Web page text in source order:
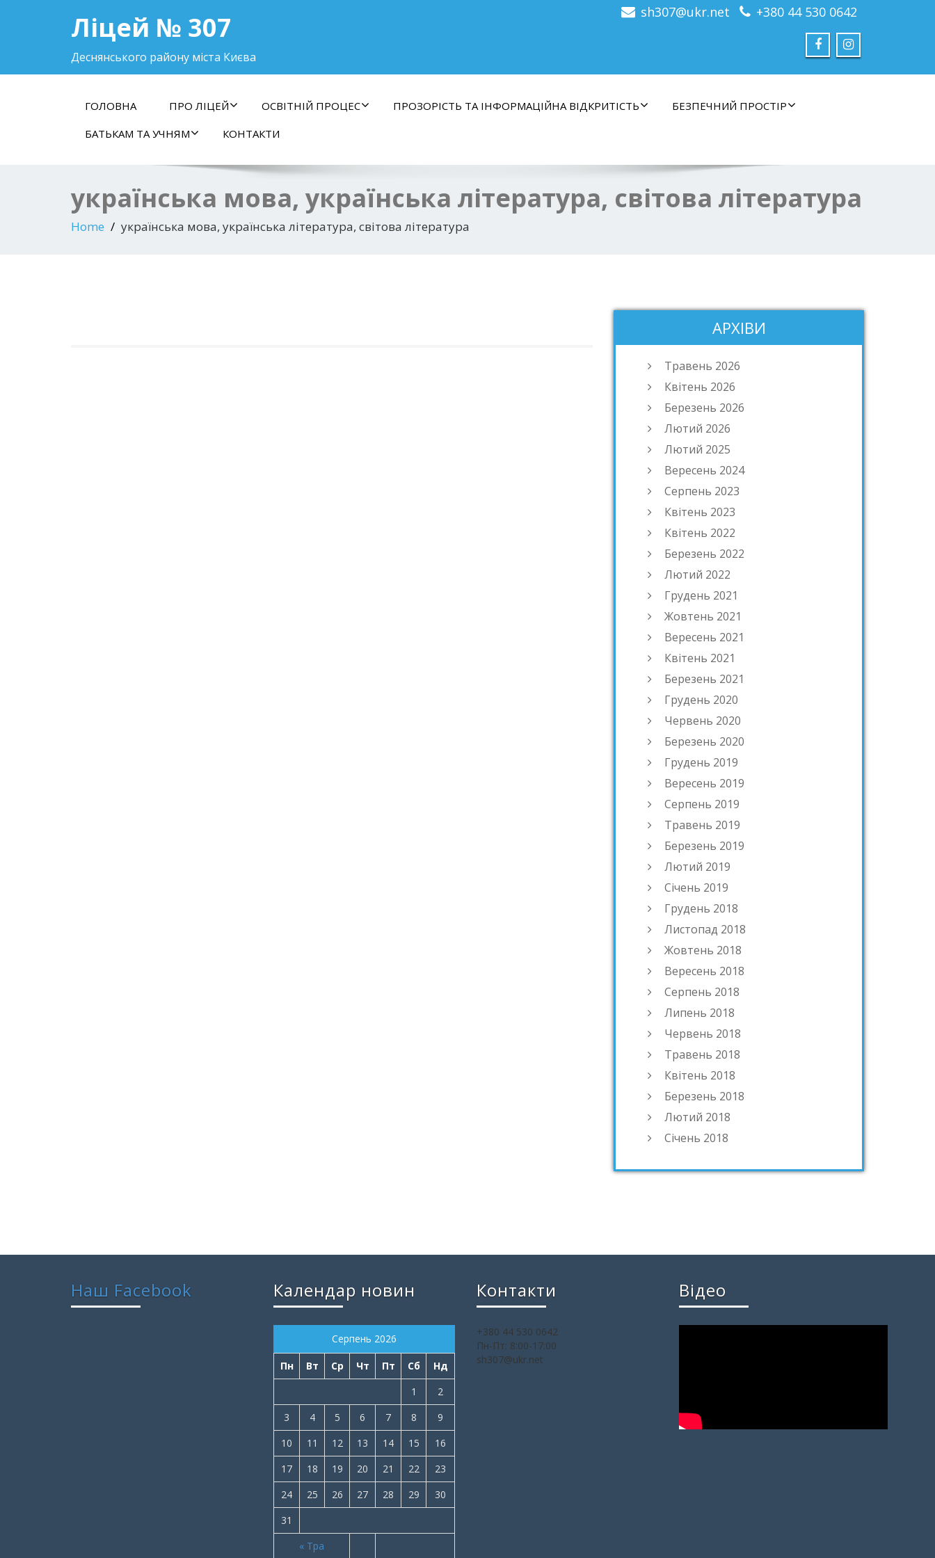
Ліцей № 307
Деснянського району міста Києва
sh307@ukr.net +380 44 530 0642
ГОЛОВНА ПРО ЛІЦЕЙ ОСВІТНІЙ ПРОЦЕС ПРОЗОРІСТЬ ТА ІНФОРМАЦІЙНА ВІДКРИТІСТЬ
БЕЗПЕЧНИЙ ПРОСТІР
БАТЬКАМ ТА УЧНЯМ
КОНТАКТИ
українська мова, українська література, світова література
Home українська мова, українська література, світова література
АРХІВИ
Травень 2026
Квітень 2026
Березень 2026
Лютий 2026
Лютий 2025
Вересень 2024
Серпень 2023
Квітень 2023
Квітень 2022
Березень 2022
Лютий 2022
Грудень 2021
Жовтень 2021
Вересень 2021
Квітень 2021
Березень 2021
Грудень 2020
Червень 2020
Березень 2020
Грудень 2019
Вересень 2019
Серпень 2019
Травень 2019
Березень 2019
Лютий 2019
Січень 2019
Грудень 2018
Листопад 2018
Жовтень 2018
Вересень 2018
Серпень 2018
Липень 2018
Червень 2018
Травень 2018
Квітень 2018
Березень 2018
Лютий 2018
Січень 2018
Наш Facebook Календар новин
Серпень 2026
Пн Вт Ср Чт Пт Сб Нд
« Тра
1
2
3
4 5 6 7 8
9
10
11 12 13 14 15
16
17
18 19 20 21 22
23
24
25 26 27 28 29
30
31
Контакти
+380 44 530 0642
Пн-Пт: 8:00-17:00
sh307@ukr.net
Відео